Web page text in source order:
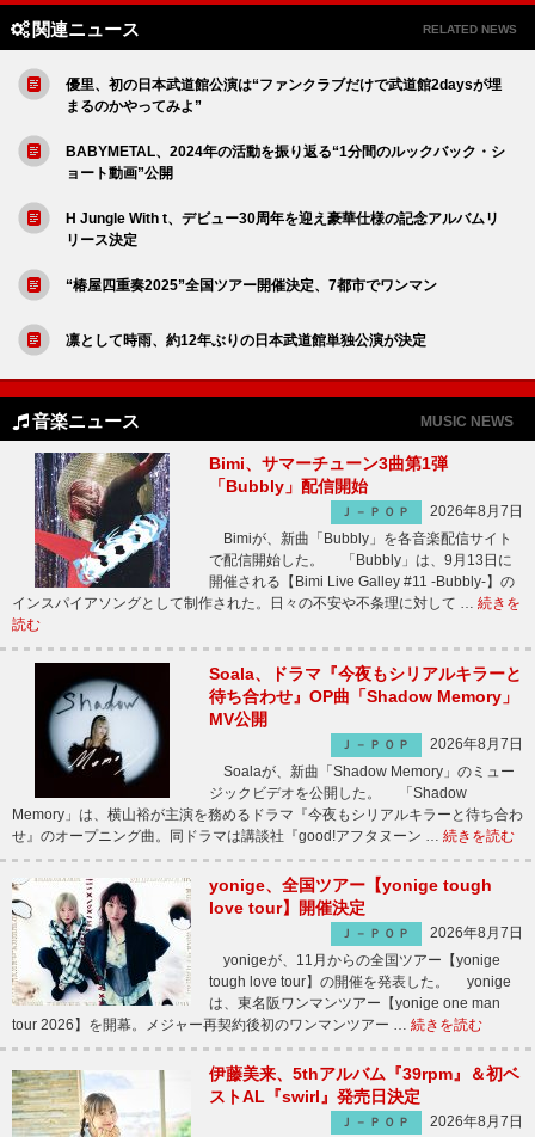
関連ニュース RELATED NEWS
優里、初の日本武道館公演は“ファンクラブだけで武道館2daysが埋
まるのかやってみよ”
BABYMETAL、2024年の活動を振り返る“1分間のルックバック・シ
ョート動画”公開
H Jungle With t、デビュー30周年を迎え豪華仕様の記念アルバムリ
リース決定
“椿屋四重奏2025”全国ツアー開催決定、7都市でワンマン
凛として時雨、約12年ぶりの日本武道館単独公演が決定
音楽ニュース MUSIC NEWS
Bimi、サマーチューン3曲第1弾
「Bubbly」配信開始
Ｊ－ＰＯＰ
2026年8月7日
Bimiが、新曲「Bubbly」を各音楽配信サイト
で配信開始した。 「Bubbly」は、9月13日に
開催される【Bimi Live Galley #11 -Bubbly-】の
インスパイアソングとして制作された。日々の不安や不条理に対して … 続きを
読む
Soala、ドラマ『今夜もシリアルキラーと
待ち合わせ』OP曲「Shadow Memory」
MV公開
Ｊ－ＰＯＰ
2026年8月7日
Soalaが、新曲「Shadow Memory」のミュー
ジックビデオを公開した。 「Shadow
Memory」は、横山裕が主演を務めるドラマ『今夜もシリアルキラーと待ち合わ
せ』のオープニング曲。同ドラマは講談社『good!アフタヌーン … 続きを読む
yonige、全国ツアー【yonige tough
love tour】開催決定
Ｊ－ＰＯＰ
2026年8月7日
yonigeが、11月からの全国ツアー【yonige
tough love tour】の開催を発表した。 yonige
は、東名阪ワンマンツアー【yonige one man
tour 2026】を開幕。メジャー再契約後初のワンマンツアー … 続きを読む
伊藤美来、5thアルバム『39rpm』＆初ベ
ストAL『swirl』発売日決定
Ｊ－ＰＯＰ
2026年8月7日